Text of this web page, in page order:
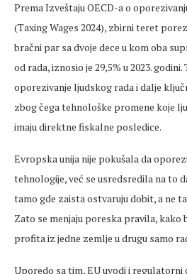
Prema Izveštaju OECD-a o
(Taxing Wages 2024), zbirni teret
bračni par sa dvoje dece u kom oba
od rada, iznosio je 29,5% u 2023. godini.
oporezivanje ljudskog rada i dalje
zbog čega tehnološke promene koje
imaju direktne fiskalne posledice.
Evropska unija nije pokušala da
tehnologije, već se usredsredila na to
tamo gde zaista ostvaruju dobit, a ne
Zato se menjaju poreska pravila, kako
profita iz jedne zemlje u drugu samo
Uporedo sa tim, EU uvodi i regulatorni